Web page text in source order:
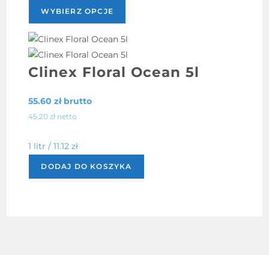
WYBIERZ OPCJE
ma
wiele
wariantów.
Opcje
produktu
Clinex Floral Ocean 5l
55.60złbrutto
45.20 zł netto
1 litr / 11.12zł
DODAJ DO KOSZYKA